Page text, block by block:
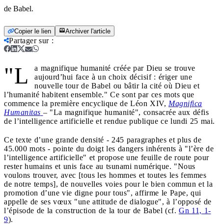
de Babel.
Copier le lien Archiver l'article
Partager sur:
"L
a magnifique humanité créée par Dieu se trouve
aujourd’hui face à un choix décisif : ériger une
nouvelle tour de Babel ou bâtir la cité où Dieu et
l’humanité habitent ensemble." Ce sont par ces mots que
commence la première encyclique de Léon XIV, Magnifica
Humanitas – "La magnifique humanité", consacrée aux défis
de l’intelligence artificielle et rendue publique ce lundi 25 mai.
Ce texte d’une grande densité - 245 paragraphes et plus de
45.000 mots - pointe du doigt les dangers inhérents à "l’ère de
l’intelligence artificielle" et propose une feuille de route pour
rester humains et unis face au tsunami numérique. "Nous
voulons trouver, avec [tous les hommes et toutes les femmes
de notre temps], de nouvelles voies pour le bien commun et la
promotion d’une vie digne pour tous", affirme le Pape, qui
appelle de ses vœux "une attitude de dialogue", à l’opposé de
l’épisode de la construction de la tour de Babel (cf. Gn 11, 1-
9).